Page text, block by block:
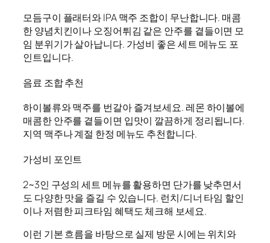
모듬구이 플래터와 IPA 맥주 조합이 무난합니다. 매콤
한 양념치킨이나 오징어튀김 같은 안주를 곁들이면 모
임 분위기가 살아납니다. 가성비 좋은 세트 메뉴도 포
인트입니다.
음료 조합 추천
하이볼류와 맥주를 번갈아 즐겨보세요. 레몬 하이볼에
매콤한 안주를 곁들이면 입맛이 깔끔하게 정리됩니다.
지역 맥주나 계절 한정 메뉴도 추천합니다.
가성비 포인트
2~3인 구성의 세트 메뉴를 활용하면 단가를 낮추면서
도 다양한 맛을 즐길 수 있습니다. 런치/디너 타임 할인
이나 저렴한 피크타임 혜택도 체크해 보세요.
이런 기본 흐름을 바탕으로 실제 방문 시에는 위치와